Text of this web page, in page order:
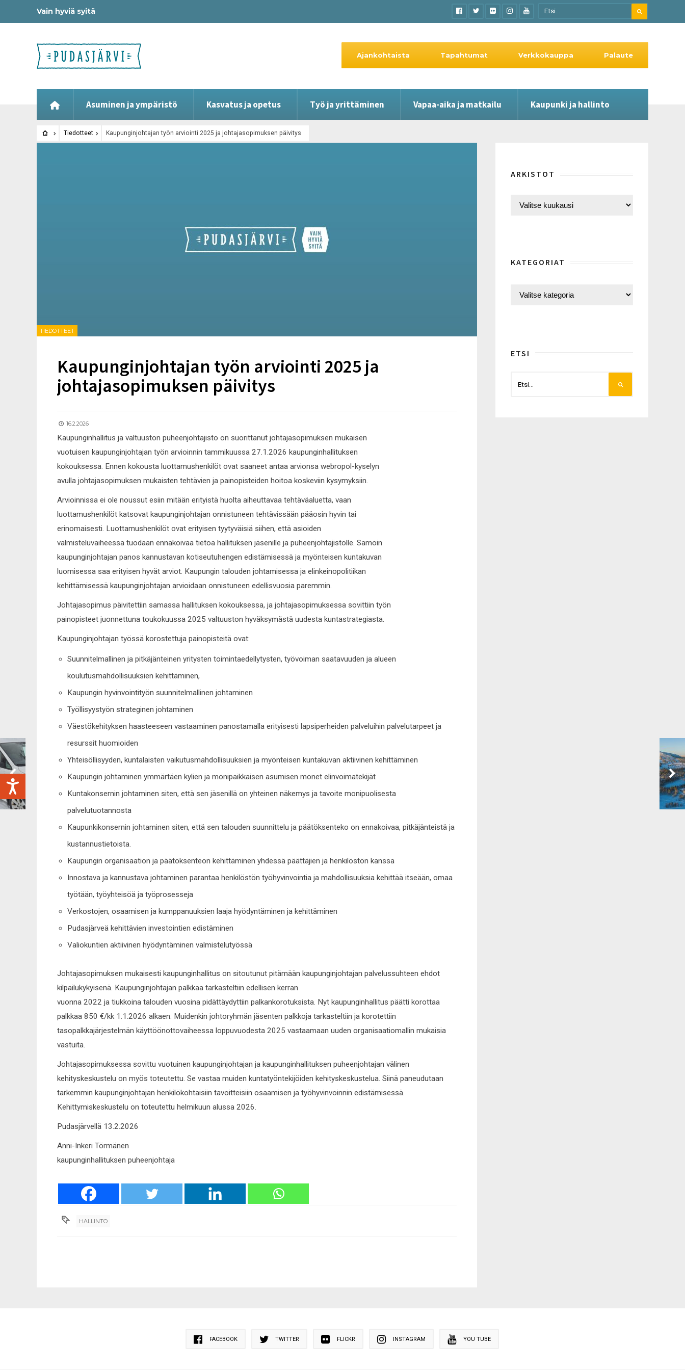
Vain hyviä syitä
Asuminen ja ympäristö Kasvatus ja opetus Työ ja yrittäminen Vapaa-aika ja matkailu Kaupunki ja hallinto
Ajankohtaista Tapahtumat Verkkokauppa Palaute
Tiedotteet Kaupunginjohtajan työn arviointi 2025 ja johtajasopimuksen päivitys
TIEDOTTEET
Kaupunginjohtajan työn arviointi 2025 ja
johtajasopimuksen päivitys
16.2.2026
Kaupunginhallitus ja valtuuston puheenjohtajisto on suorittanut johtajasopimuksen mukaisen
vuotuisen kaupunginjohtajan työn arvioinnin tammikuussa 27.1.2026 kaupunginhallituksen
kokouksessa. Ennen kokousta luottamushenkilöt ovat saaneet antaa arvionsa webropol-kyselyn
avulla johtajasopimuksen mukaisten tehtävien ja painopisteiden hoitoa koskeviin kysymyksiin.
Arvioinnissa ei ole noussut esiin mitään erityistä huolta aiheuttavaa tehtäväaluetta, vaan
luottamushenkilöt katsovat kaupunginjohtajan onnistuneen tehtävissään pääosin hyvin tai
erinomaisesti. Luottamushenkilöt ovat erityisen tyytyväisiä siihen, että asioiden
valmisteluvaiheessa tuodaan ennakoivaa tietoa hallituksen jäsenille ja puheenjohtajistolle. Samoin
kaupunginjohtajan panos kannustavan kotiseutuhengen edistämisessä ja myönteisen kuntakuvan
luomisessa saa erityisen hyvät arviot. Kaupungin talouden johtamisessa ja elinkeinopolitiikan
kehittämisessä kaupunginjohtajan arvioidaan onnistuneen edellisvuosia paremmin.
Johtajasopimus päivitettiin samassa hallituksen kokouksessa, ja johtajasopimuksessa sovittiin työn
painopisteet juonnettuna toukokuussa 2025 valtuuston hyväksymästä uudesta kuntastrategiasta.
Kaupunginjohtajan työssä korostettuja painopisteitä ovat:
Suunnitelmallinen ja pitkäjänteinen yritysten toimintaedellytysten, työvoiman saatavuuden ja alueen
koulutusmahdollisuuksien kehittäminen,
Kaupungin hyvinvointityön suunnitelmallinen johtaminen
Työllisyystyön strateginen johtaminen
Väestökehityksen haasteeseen vastaaminen panostamalla erityisesti lapsiperheiden palveluihin palvelutarpeet ja
resurssit huomioiden
Yhteisöllisyyden, kuntalaisten vaikutusmahdollisuuksien ja myönteisen kuntakuvan aktiivinen kehittäminen
Kaupungin johtaminen ymmärtäen kylien ja monipaikkaisen asumisen monet elinvoimatekijät
Kuntakonsernin johtaminen siten, että sen jäsenillä on yhteinen näkemys ja tavoite monipuolisesta
palvelutuotannosta
Kaupunkikonsernin johtaminen siten, että sen talouden suunnittelu ja päätöksenteko on ennakoivaa, pitkäjänteistä ja
kustannustietoista.
Kaupungin organisaation ja päätöksenteon kehittäminen yhdessä päättäjien ja henkilöstön kanssa
Innostava ja kannustava johtaminen parantaa henkilöstön työhyvinvointia ja mahdollisuuksia kehittää itseään, omaa
työtään, työyhteisöä ja työprosesseja
Verkostojen, osaamisen ja kumppanuuksien laaja hyödyntäminen ja kehittäminen
Pudasjärveä kehittävien investointien edistäminen
Valiokuntien aktiivinen hyödyntäminen valmistelutyössä
Johtajasopimuksen mukaisesti kaupunginhallitus on sitoutunut pitämään kaupunginjohtajan palvelussuhteen ehdot
kilpailukykyisenä. Kaupunginjohtajan palkkaa tarkasteltiin edellisen kerran
vuonna 2022 ja tiukkoina talouden vuosina pidättäydyttiin palkankorotuksista. Nyt kaupunginhallitus päätti korottaa
palkkaa 850 €/kk 1.1.2026 alkaen. Muidenkin johtoryhmän jäsenten palkkoja tarkasteltiin ja korotettiin
tasopalkkajärjestelmän käyttöönottovaiheessa loppuvuodesta 2025 vastaamaan uuden organisaatiomallin mukaisia
vastuita.
Johtajasopimuksessa sovittu vuotuinen kaupunginjohtajan ja kaupunginhallituksen puheenjohtajan välinen
kehityskeskustelu on myös toteutettu. Se vastaa muiden kuntatyöntekijöiden kehityskeskustelua. Siinä paneudutaan
tarkemmin kaupunginjohtajan henkilökohtaisiin tavoitteisiin osaamisen ja työhyvinvoinnin edistämisessä.
Kehittymiskeskustelu on toteutettu helmikuun alussa 2026.
Pudasjärvellä 13.2.2026
Anni-Inkeri Törmänen
kaupunginhallituksen puheenjohtaja
HALLINTO
ARKISTOT
KATEGORIAT
ETSI
FACEBOOK TWITTER FLICKR INSTAGRAM YOU TUBE